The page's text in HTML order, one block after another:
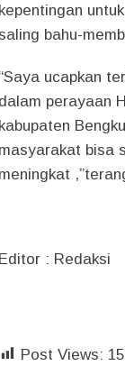
kepentingan
saling bahu-
“Saya ucapkan
dalam perayaan
kabupaten
masyarakat bisa
meningkat
Editor : Redaksi
Post Views: